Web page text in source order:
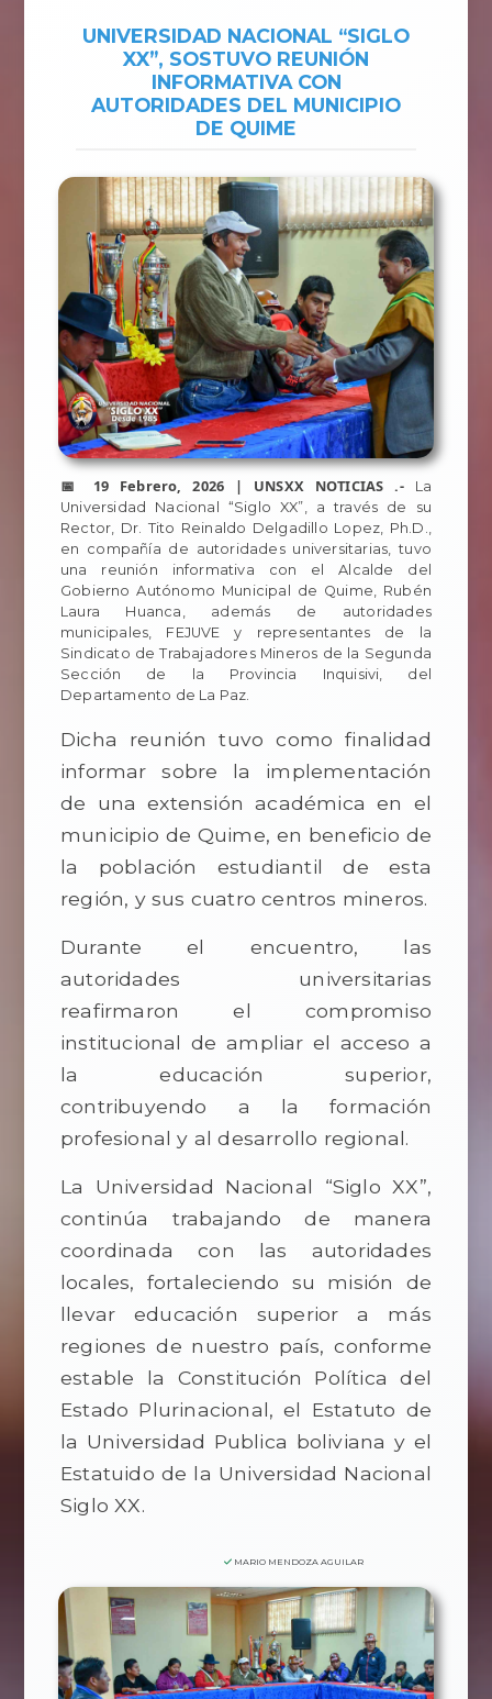
UNIVERSIDAD NACIONAL “SIGLO
XX”, SOSTUVO REUNIÓN
INFORMATIVA CON
AUTORIDADES DEL MUNICIPIO
DE QUIME
📅 19 Febrero, 2026 | UNSXX NOTICIAS .-
La
Universidad Nacional “Siglo XX”, a través de su
Rector, Dr. Tito Reinaldo Delgadillo Lopez, Ph.D.,
en compañía de autoridades universitarias, tuvo
una reunión informativa con el Alcalde del
Gobierno Autónomo Municipal de Quime, Rubén
Laura Huanca, además de autoridades
municipales, FEJUVE y representantes de la
Sindicato de Trabajadores Mineros de la Segunda
Sección de la Provincia Inquisivi, del
Departamento de La Paz.
Dicha reunión tuvo como finalidad
informar sobre la implementación
de una extensión académica en el
municipio de Quime, en beneficio de
la población estudiantil de esta
región, y sus cuatro centros mineros.
Durante el encuentro, las
autoridades universitarias
reafirmaron el compromiso
institucional de ampliar el acceso a
la educación superior,
contribuyendo a la formación
profesional y al desarrollo regional.
La Universidad Nacional “Siglo XX”,
continúa trabajando de manera
coordinada con las autoridades
locales, fortaleciendo su misión de
llevar educación superior a más
regiones de nuestro país, conforme
estable la Constitución Política del
Estado Plurinacional, el Estatuto de
la Universidad Publica boliviana y el
Estatuido de la Universidad Nacional
Siglo XX.
MARIO MENDOZA AGUILAR